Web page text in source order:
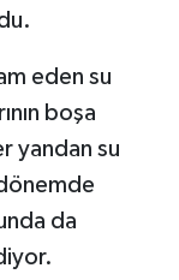
eden su
boşa
yandan su
dönemde
da